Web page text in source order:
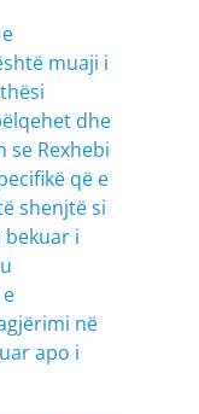
muaji i
dhe
Rexhebi
që e
shenjtë si
bekuar i
në
apo i